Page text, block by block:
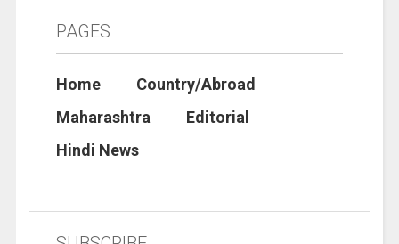
PAGES
Home
Country/Abroad
Maharashtra
Editorial
Hindi News